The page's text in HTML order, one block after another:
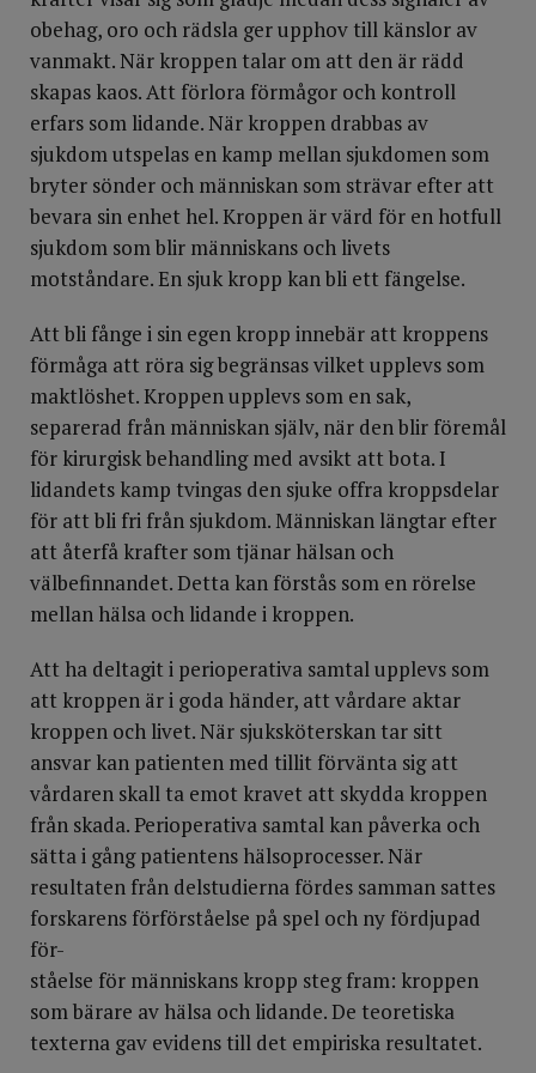
obehag, oro och rädsla ger upphov till känslor av
vanmakt. När kroppen talar om att den är rädd
skapas kaos. Att förlora förmågor och kontroll
erfars som lidande. När kroppen drabbas av
sjukdom utspelas en kamp mellan sjukdomen som
bryter sönder och människan som strävar efter att
bevara sin enhet hel. Kroppen är värd för en hotfull
sjukdom som blir människans och livets
motståndare. En sjuk kropp kan bli ett fängelse.
Att bli fånge i sin egen kropp innebär att kroppens
förmåga att röra sig begränsas vilket upplevs som
maktlöshet. Kroppen upplevs som en sak,
separerad från människan själv, när den blir föremål
för kirurgisk behandling med avsikt att bota. I
lidandets kamp tvingas den sjuke offra kroppsdelar
för att bli fri från sjukdom. Människan längtar efter
att återfå krafter som tjänar hälsan och
välbefinnandet. Detta kan förstås som en rörelse
mellan hälsa och lidande i kroppen.
Att ha deltagit i perioperativa samtal upplevs som
att kroppen är i goda händer, att vårdare aktar
kroppen och livet. När sjuksköterskan tar sitt
ansvar kan patienten med tillit förvänta sig att
vårdaren skall ta emot kravet att skydda kroppen
från skada. Perioperativa samtal kan påverka och
sätta i gång patientens hälsoprocesser. När
resultaten från delstudierna fördes samman sattes
forskarens förförståelse på spel och ny fördjupad
för-
ståelse för människans kropp steg fram: kroppen
som bärare av hälsa och lidande. De teoretiska
texterna gav evidens till det empiriska resultatet.